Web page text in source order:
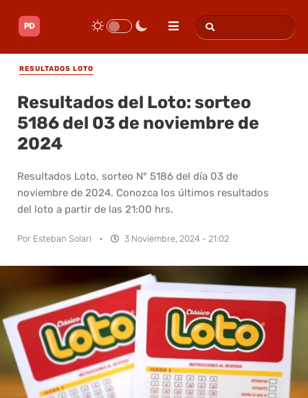
RESULTADOS LOTO
Resultados del Loto: sorteo
5186 del 03 de noviembre de
2024
Resultados Loto, sorteo N° 5186 del día 03 de
noviembre de 2024. Conozca los últimos resultados
del loto a partir de las 21:00 hrs.
Por Esteban Solari · 3 Noviembre, 2024 - 21:02